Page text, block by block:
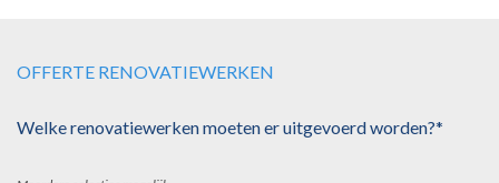
OFFERTE RENOVATIEWERKEN
Welke renovatiewerken moeten er uitgevoerd worden?*